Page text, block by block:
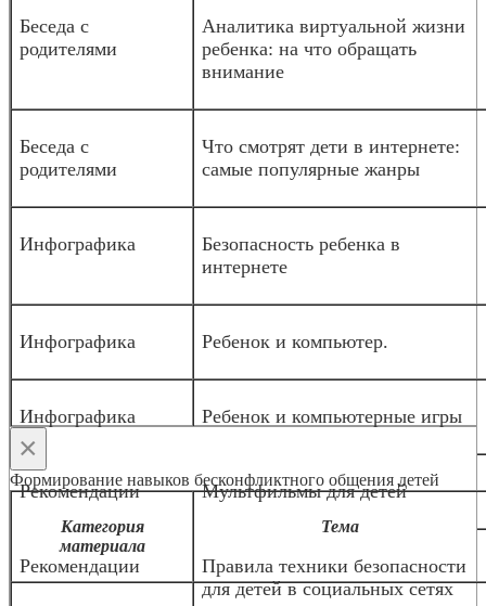
Беседа с
родителями
Аналитика виртуальной жизни
ребенка: на что обращать
внимание
Беседа с
родителями
Что смотрят дети в интернете:
самые популярные жанры
Инфографика
Безопасность ребенка в
интернете
Инфографика Ребенок и компьютер.
Инфографика Ребенок и компьютерные игры
Рекомендации Мультфильмы для детей
Рекомендации
Правила техники безопасности
для детей в социальных сетях
×
Формирование навыков бесконфликтного общения детей
Категория
материала
Тема